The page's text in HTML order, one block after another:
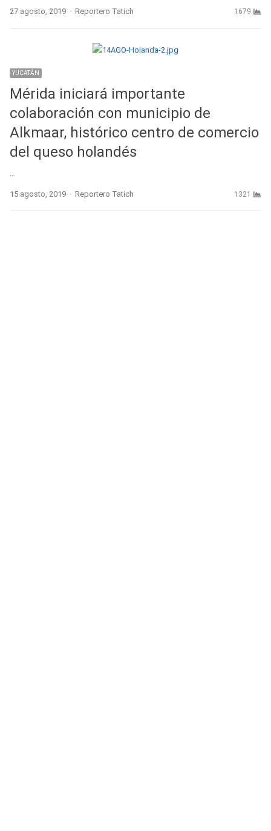
27 agosto, 2019 Author
Reportero Tatich 1679
YUCATÁN
Mérida iniciará importante
colaboración con municipio de
Alkmaar, histórico centro de comercio
del queso holandés
…
15 agosto, 2019 Author
Reportero Tatich 1321